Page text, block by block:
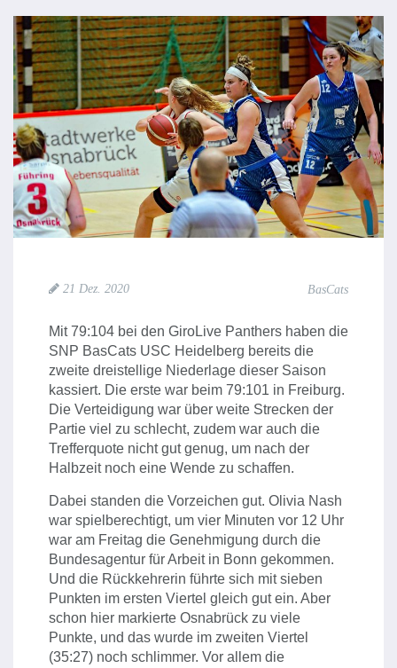
21 Dez. 2020 BasCats
Mit 79:104 bei den GiroLive Panthers haben die
SNP BasCats USC Heidelberg bereits die
zweite dreistellige Niederlage dieser Saison
kassiert. Die erste war beim 79:101 in Freiburg.
Die Verteidigung war über weite Strecken der
Partie viel zu schlecht, zudem war auch die
Trefferquote nicht gut genug, um nach der
Halbzeit noch eine Wende zu schaffen.
Dabei standen die Vorzeichen gut. Olivia Nash
war spielberechtigt, um vier Minuten vor 12 Uhr
war am Freitag die Genehmigung durch die
Bundesagentur für Arbeit in Bonn gekommen.
Und die Rückkehrerin führte sich mit sieben
Punkten im ersten Viertel gleich gut ein. Aber
schon hier markierte Osnabrück zu viele
Punkte, und das wurde im zweiten Viertel
(35:27) noch schlimmer. Vor allem die